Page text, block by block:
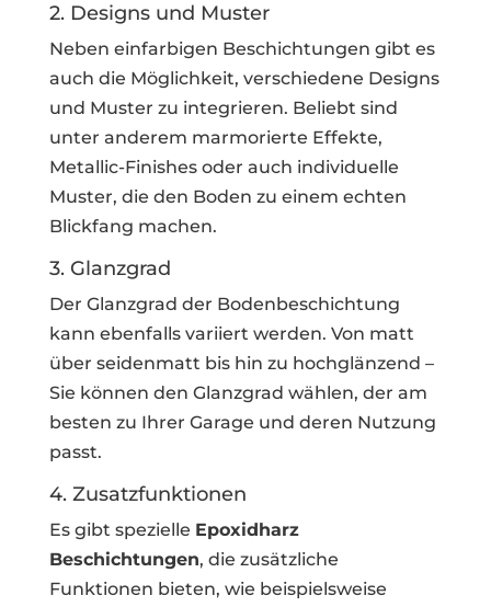
2. Designs und Muster
Neben einfarbigen Beschichtungen gibt es
auch die Möglichkeit, verschiedene Designs
und Muster zu integrieren. Beliebt sind
unter anderem marmorierte Effekte,
Metallic-Finishes oder auch individuelle
Muster, die den Boden zu einem echten
Blickfang machen.
3. Glanzgrad
Der Glanzgrad der Bodenbeschichtung
kann ebenfalls variiert werden. Von matt
über seidenmatt bis hin zu hochglänzend –
Sie können den Glanzgrad wählen, der am
besten zu Ihrer Garage und deren Nutzung
passt.
4. Zusatzfunktionen
Es gibt spezielle Epoxidharz
Beschichtungen, die zusätzliche
Funktionen bieten, wie beispielsweise